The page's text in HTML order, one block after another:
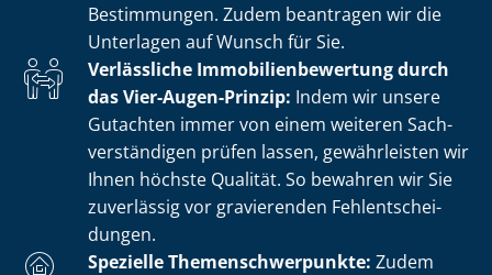
Bestimmungen. Zudem beantragen wir die
Unterlagen auf Wunsch für Sie.
Verlässliche Im­mo­bi­li­en­be­wer­tung durch
das Vier-Augen-Prinzip: Indem wir unsere
Gutachten immer von einem weiteren Sach­
ver­stän­di­gen prüfen lassen, gewährleisten wir
Ihnen höchste Qualität. So bewahren wir Sie
zuverlässig vor gravierenden Fehl­ent­schei­
dun­gen.
Spezielle The­men­schwer­punk­te: Zudem